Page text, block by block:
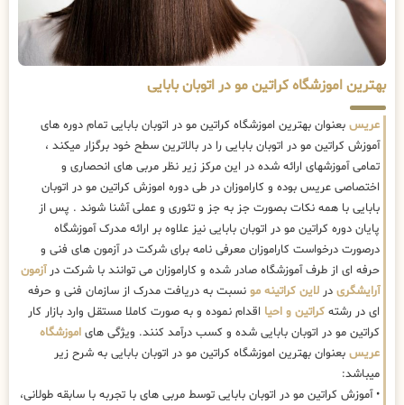
بهترین اموزشگاه کراتین مو در اتوبان بابایی
عریس بعنوان بهترین اموزشگاه کراتین مو در اتوبان بابایی تمام دوره های
آموزش کراتین مو در اتوبان بابایی را در بالاترین سطح خود برگزار میکند ،
تمامی آموزشهای ارائه شده در این مرکز زیر نظر مربی های انحصاری و
اختصاصی عریس بوده و کاراموزان در طی دوره اموزش کراتین مو در اتوبان
بابایی با همه نکات بصورت جز به جز و تئوری و عملی آشنا شوند . پس از
پایان دوره کراتین مو در اتوبان بابایی نیز علاوه بر ارائه مدرک آموزشگاه
درصورت درخواست کاراموزان معرفی نامه برای شرکت در آزمون های فنی و
حرفه ای از طرف آموزشگاه صادر شده و کاراموزان می توانند با شرکت درآزمون
آرایشگری در لاین کراتینه مو نسبت به دریافت مدرک از سازمان فنی و حرفه
ای در رشته کراتین و احیا اقدام نموده و به صورت کاملا مستقل وارد بازار کار
کراتین مو در اتوبان بابایی شده و کسب درآمد کنند. ویژگی های اموزشگاه
عریس بعنوان بهترین اموزشگاه کراتین مو در اتوبان بابایی به شرح زیر
میباشد:
• آموزش کراتین مو در اتوبان بابایی توسط مربی های با تجربه با سابقه طولانی،